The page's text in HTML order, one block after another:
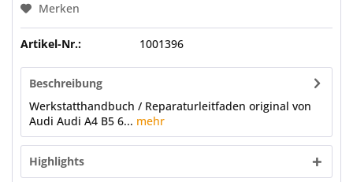
Merken
Artikel-Nr.: 1001396
Beschreibung
Werkstatthandbuch / Reparaturleitfaden original von
Audi Audi A4 B5 6... mehr
Highlights